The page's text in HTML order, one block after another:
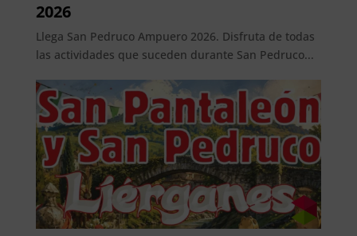
2026
Llega San Pedruco Ampuero 2026. Disfruta de todas
las actividades que suceden durante San Pedruco...